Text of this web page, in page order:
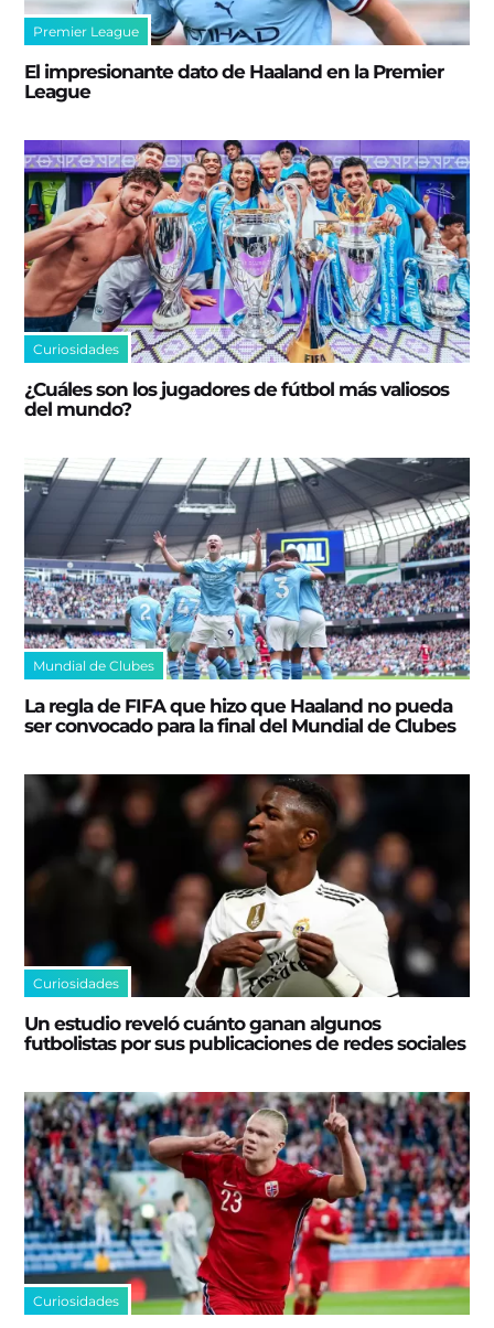
Premier League
El impresionante dato de Haaland en la Premier
League
Curiosidades
¿Cuáles son los jugadores de fútbol más valiosos
del mundo?
Mundial de Clubes
La regla de FIFA que hizo que Haaland no pueda
ser convocado para la final del Mundial de Clubes
Curiosidades
Un estudio reveló cuánto ganan algunos
futbolistas por sus publicaciones de redes sociales
Curiosidades